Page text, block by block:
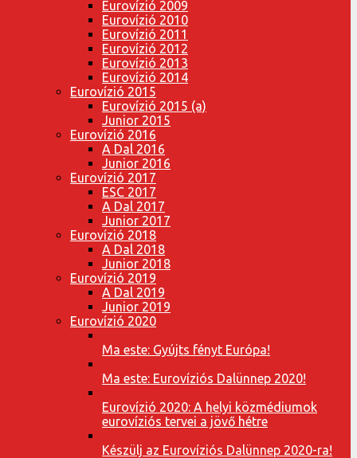
Eurovízió 2009
Eurovízió 2010
Eurovízió 2011
Eurovízió 2012
Eurovízió 2013
Eurovízió 2014
Eurovízió 2015
Eurovízió 2015 (a)
Junior 2015
Eurovízió 2016
A Dal 2016
Junior 2016
Eurovízió 2017
ESC 2017
A Dal 2017
Junior 2017
Eurovízió 2018
A Dal 2018
Junior 2018
Eurovízió 2019
A Dal 2019
Junior 2019
Eurovízió 2020
Ma este: Gyújts fényt Európa!
Ma este: Eurovíziós Dalünnep 2020!
Eurovízió 2020: A helyi közmédiumok
eurovíziós tervei a jövő hétre
Készülj az Eurovíziós Dalünnep 2020-ra!